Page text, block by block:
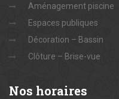
Aménagement piscine
Espaces publiques
Décoration – Bassin
Clôture – Brise-vue
Nos horaires